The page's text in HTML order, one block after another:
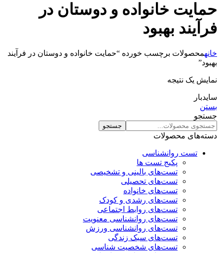
حمایت خانواده و دوستان در
فرآیند بهبود
خانهمحصولات برچسب خورده “حمایت خانواده و دوستان در فرآیند
بهبود”
نمایش یک نتیجه
سایدبار
بستن
جستجو
جستجو
دسته‌های محصولات
تست روانشناسی
پکیج تست ها
تست‌های بالینی و تشخیصی
تست‌های تحصیلی
تست‌های خانواده
تست‌های رشدی و کودک
تست‌های روابط اجتماعی
تست‌های روانشناسی معنویت
تست‌های روانشناسی ورزش
تست‌های سبک زندگی
تست‌های شخصیت شناسی